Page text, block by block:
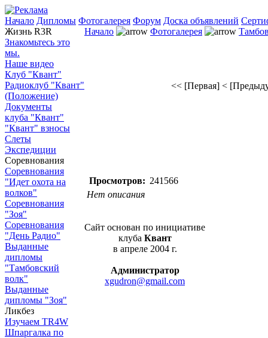
Начало Дипломы Фотогалерея Форум Доска объявлений
Жизнь R3R
Знакомьтесь это
мы.
Наше видео
Клуб "Квант"
Радиоклуб "Квант"
(Положение)
Документы
клуба "Квант"
"Квант" взносы
Слеты
Экспедиции
Соревнования
Соревнования
"Идет охота на
волков"
Соревнования
"Зоя"
Соревнования
"День Радио"
Выданные
дипломы
"Тамбовский
волк"
Выданные
дипломы "Зоя"
Ликбез
Изучаем TR4W
Шпаргалка по
Начало Фотогалерея
<< [Первая] <
Просмотров: 241566
Нет описания
Сайт основан по инициативе
клуба Квант
в апреле 2004 г.
Администратор
xgudron@gmail.com